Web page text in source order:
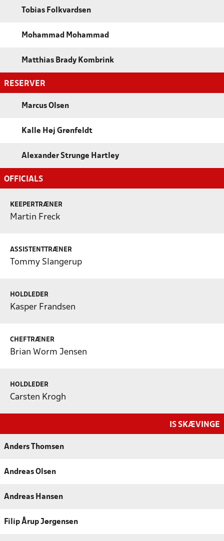
Tobias Folkvardsen
Mohammad Mohammad
Matthias Brady Kombrink
RESERVER
Marcus Olsen
Kalle Høj Grønfeldt
Alexander Strunge Hartley
OFFICIALS
KEEPERTRÆNER
Martin Freck
ASSISTENTTRÆNER
Tommy Slangerup
HOLDLEDER
Kasper Frandsen
CHEFTRÆNER
Brian Worm Jensen
HOLDLEDER
Carsten Krogh
IS SKÆVINGE
Anders Thomsen
Andreas Olsen
Andreas Hansen
Filip Årup Jørgensen